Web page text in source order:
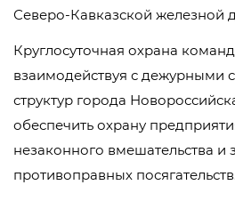
Северо-Кавказской железной
Круглосуточная охрана
взаимодействуя с дежурными
структур города
обеспечить охрану
незаконного вмешательства и
противоправных